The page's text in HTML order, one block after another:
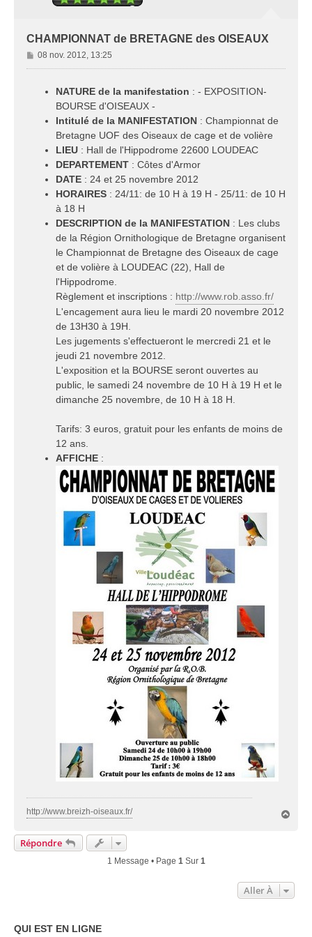
CHAMPIONNAT de BRETAGNE des OISEAUX
M
e
08 nov. 2012, 13:25
NATURE de la manifestation : - EXPOSITION-
BOURSE d'OISEAUX -
Intitulé de la MANIFESTATION : Championnat de
Bretagne UOF des Oiseaux de cage et de volière
LIEU : Hall de l'Hippodrome 22600 LOUDEAC
DEPARTEMENT : Côtes d'Armor
DATE : 24 et 25 novembre 2012
HORAIRES : 24/11: de 10 H à 19 H - 25/11: de 10 H
à 18 H
DESCRIPTION de la MANIFESTATION : Les clubs
de la Région Ornithologique de Bretagne organisent
le Championnat de Bretagne des Oiseaux de cage
et de volière à LOUDEAC (22), Hall de
l'Hippodrome.
Règlement et inscriptions : http://www.rob.asso.fr/
L'encagement aura lieu le mardi 20 novembre 2012
de 13H30 à 19H.
Les jugements s'effectueront le mercredi 21 et le
jeudi 21 novembre 2012.
L'exposition et la BOURSE seront ouvertes au
public, le samedi 24 novembre de 10 H à 19 H et le
dimanche 25 novembre, de 10 H à 18 H.
Tarifs: 3 euros, gratuit pour les enfants de moins de
12 ans.
AFFICHE :
http://www.breizh-oiseaux.fr/
Répondre
1 Message • Page 1Sur 1
Aller À
QUI EST EN LIGNE